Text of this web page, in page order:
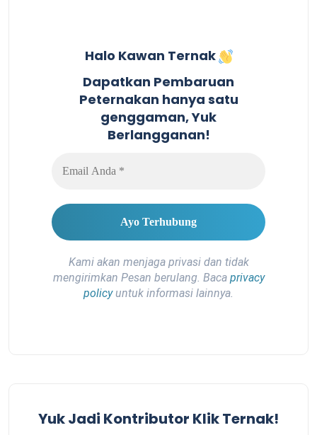
Halo Kawan Ternak
Dapatkan Pembaruan
Peternakan hanya satu
genggaman, Yuk
Berlangganan!
Kami akan menjaga privasi dan tidak
mengirimkan Pesan berulang. Baca privacy
policyuntuk informasi lainnya.
Yuk Jadi Kontributor Klik Ternak!